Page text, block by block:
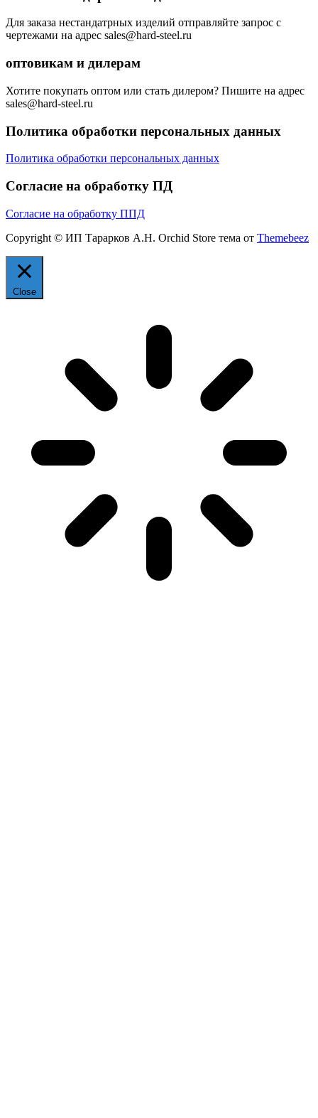
Для заказа нестандатрных изделий отправляйте запрос с
чертежами на адрес sales@hard-steel.ru
оптовикам и дилерам
Хотите покупать оптом или стать дилером? Пишите на адрес
sales@hard-steel.ru
Политика обработки персональных данных
Политика обработки персональных данных
Согласие на обработку ПД
Согласие на обработку ППД
Copyright © ИП Тарарков А.Н. Orchid Store тема от Themebeez
Close